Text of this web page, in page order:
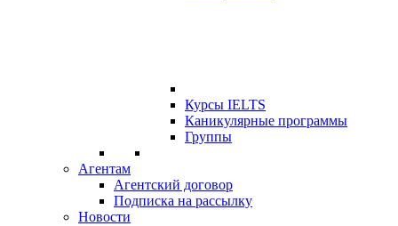
Курсы IELTS
Каникулярные программы
Группы
Агентам
Агентский договор
Подписка на рассылку
Новости